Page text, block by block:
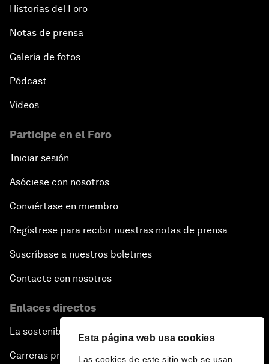
Esta página web usa cookies
Las cookies de este sitio web se usan
Historias del Foro
Notas de prensa
Galería de fotos
Pódcast
Vídeos
Participe en el Foro
Iniciar sesión
Asóciese con nosotros
Conviértase en miembro
Regístrese para recibir nuestras notas de prensa
Suscríbase a nuestros boletines
Contacte con nosotros
Enlaces directos
La sostenibilidad en el Foro
Carreras profesionales